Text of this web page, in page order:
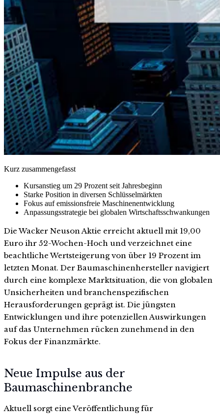
Kurz zusammengefasst
Kursanstieg um 29 Prozent seit Jahresbeginn
Starke Position in diversen Schlüsselmärkten
Fokus auf emissionsfreie Maschinenentwicklung
Anpassungsstrategie bei globalen Wirtschaftsschwankungen
Die Wacker Neuson Aktie erreicht aktuell mit 19,00
Euro ihr 52-Wochen-Hoch und verzeichnet eine
beachtliche Wertsteigerung von über 19 Prozent im
letzten Monat. Der Baumaschinenhersteller navigiert
durch eine komplexe Marktsituation, die von globalen
Unsicherheiten und branchenspezifischen
Herausforderungen geprägt ist. Die jüngsten
Entwicklungen und ihre potenziellen Auswirkungen
auf das Unternehmen rücken zunehmend in den
Fokus der Finanzmärkte.
Neue Impulse aus der
Baumaschinenbranche
Aktuell sorgt eine Veröffentlichung für